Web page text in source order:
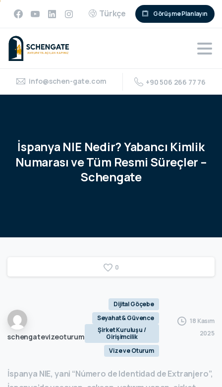
Türkçe Görüşme Planlayın
info@schen-gate.com +90 506 266 77 76
İspanya NIE Nedir?Yabancı Kimlik
NumarasıveTüm Resmi Süreçler –
Schengate
0
schengatevizeoturum
Dijital Göçebe
Seyahat & Güvence
Şirket Kuruluşu /
Girişimcilik
Vize ve Oturum
18 Kasım
2025
İspanya NIE, yani “Número de Identidad de Extranjero”,